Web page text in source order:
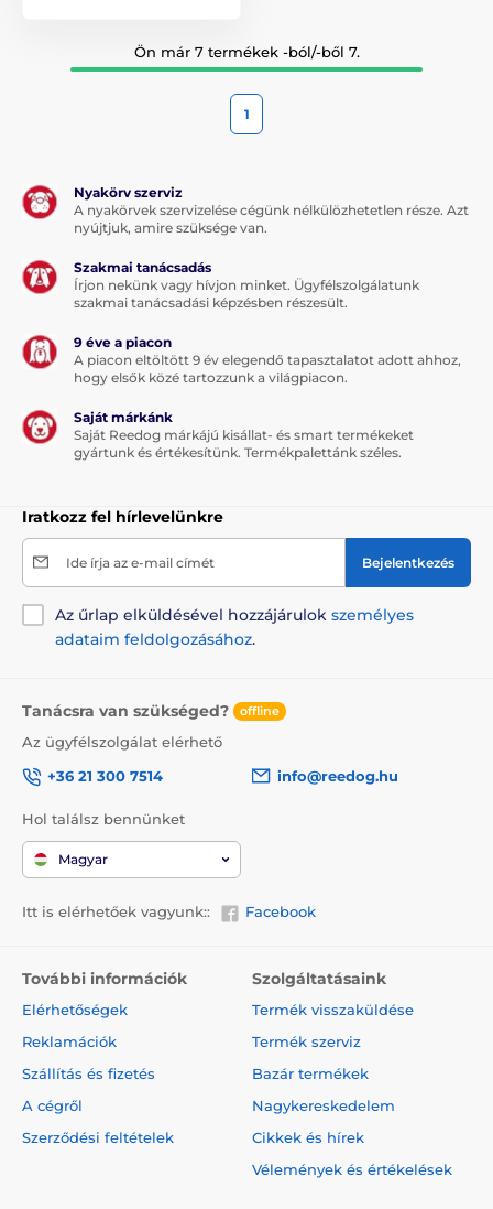
Ön már 7 termékek -ból/-ből 7.
1
Nyakörv szerviz
A nyakörvek szervizelése cégünk nélkülözhetetlen része. Azt
nyújtjuk, amire szüksége van.
Szakmai tanácsadás
Írjon nekünk vagy hívjon minket. Ügyfélszolgálatunk
szakmai tanácsadási képzésben részesült.
9 éve a piacon
A piacon eltöltött 9 év elegendő tapasztalatot adott ahhoz,
hogy elsők közé tartozzunk a világpiacon.
Saját márkánk
Saját Reedog márkájú kisállat- és smart termékeket
gyártunk és értékesítünk. Termékpalettánk széles.
Iratkozz fel hírlevelünkre
Ide írja az e-mail címét Bejelentkezés
Az űrlap elküldésével hozzájárulok személyes
adataim feldolgozásához.
Tanácsra van szükséged? offline
Az ügyfélszolgálat elérhető
+36 21 300 7514
info@reedog.hu
Hol találsz bennünket
Magyar
Itt is elérhetőek vagyunk:: Facebook
További információk
Elérhetőségek
Reklamációk
Szállítás és fizetés
A cégről
Szerződési feltételek
Szolgáltatásaink
Termék visszaküldése
Termék szerviz
Bazár termékek
Nagykereskedelem
Cikkek és hírek
Vélemények és értékelések